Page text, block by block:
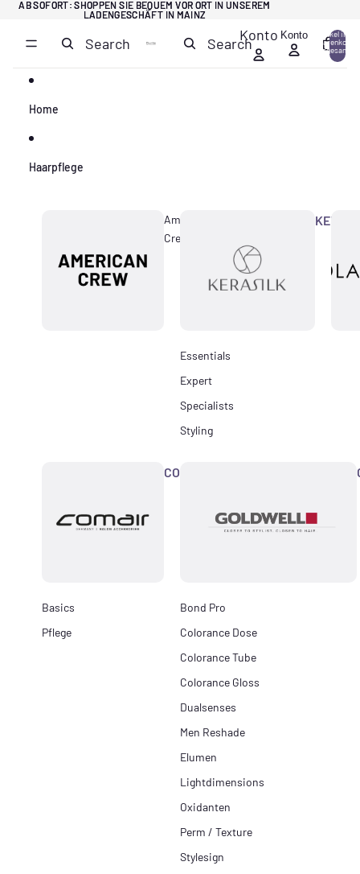
AB SOFORT: SHOPPEN SIE BEQUEM VOR ORT IN UNSEREM
LADENGESCHÄFT IN MAINZ
AB SOFORT: SHOPPEN SIE BEQUEM VOR ORT IN UNSEREM
LADENGESCHÄFT IN MAINZ
Search SearchKonto Konto
Artikel im
Warenkorb
insgesamt:
Home
Haarpflege
American
Crew
Essentials
Expert
Specialists
Styling
COMAIR
Basics
Pflege
Bond Pro
Colorance Dose
Colorance Tube
Colorance Gloss
Dualsenses
Men Reshade
Elumen
Lightdimensions
Oxidanten
Perm / Texture
Stylesign